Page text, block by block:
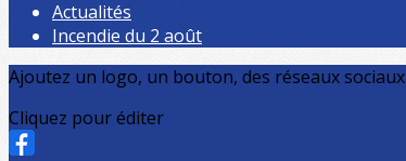
Actualités
Incendie du 2 août
Ajoutez un logo, un bouton, des réseaux sociaux
Cliquez pour éditer